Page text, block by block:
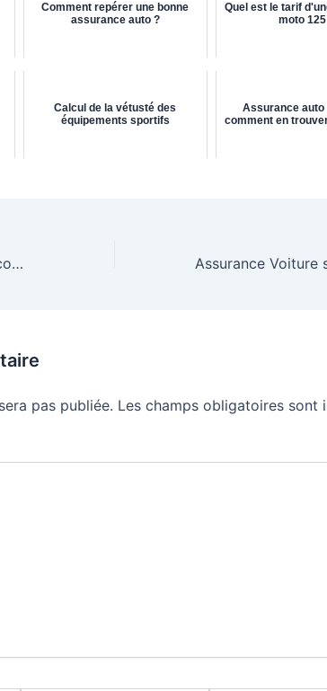
Comment repérer une bonne
assurance auto ?
Quel est le tarif
moto
Calcul de la vétusté des
équipements sportifs
Assurance auto
comment en
Assurance auto temporaire : comment réussir son choix ?
pas publiée. Les champs obligatoires sont